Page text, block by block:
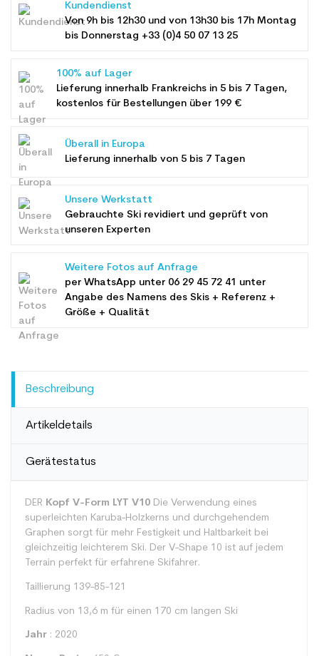
Kundendienst
Von 9h bis 12h30 und von 13h30 bis 17h Montag
bis Donnerstag +33 (0)4 50 07 13 25
100% auf Lager
Lieferung innerhalb Frankreichs in 5 bis 7 Tagen,
kostenlos für Bestellungen über 199 €
Überall in Europa
Lieferung innerhalb von 5 bis 7 Tagen
Unsere Werkstatt
Gebrauchte Ski revidiert und geprüft von
unseren Experten
Weitere Fotos auf Anfrage
per WhatsApp unter 06 29 45 72 41 unter
Angabe des Namens des Skis + Referenz +
Größe + Qualität
Beschreibung
Artikeldetails
Gerätestatus
DER Kopf V-Form LYT V10 Die Verwendung eines
superleichten Karuba-Holzkerns und durchgehendem
Graphen sorgt für mehr Festigkeit und Haltbarkeit bei
gleichzeitig leichterem Ski. Der V-Shape 10 ist auf jedem
Terrain perfekt für erfahrene Skifahrer.
Taillierung 139-85-121
Radius von 13,6 m für einen 170 cm langen Ski
Jahr : 2020